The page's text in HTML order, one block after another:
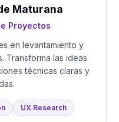
Maturana
Proyectos
en levantamiento y
Transforma las ideas
técnicas claras y
UX Research